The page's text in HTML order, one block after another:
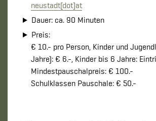
neustadt[dot]at
Dauer: ca. 90 Minuten
Preis:
€ 10.- pro Person, Kinder und
Jahre): € 6.-, Kinder bis 6 Jahre:
Mindestpauschalpreis: € 100.-
Schulklassen Pauschale: € 50.-